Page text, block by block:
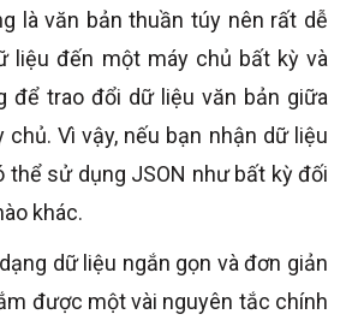
là văn bản thuần túy nên rất dễ
liệu đến một máy chủ bất kỳ và
để trao đổi dữ liệu văn bản giữa
Vì vậy, nếu bạn nhận dữ liệu
thể sử dụng JSON như bất kỳ đối
khác.
dữ liệu ngắn gọn và đơn giản
được một vài nguyên tắc chính